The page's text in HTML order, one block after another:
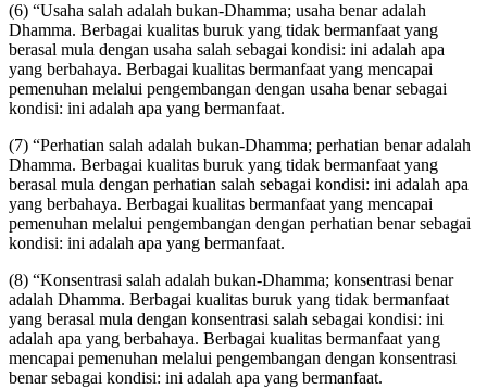
(6) “Usaha salah adalah bukan-Dhamma; usaha benar adalah
Dhamma. Berbagai kualitas buruk yang tidak bermanfaat yang
berasal mula dengan usaha salah sebagai kondisi: ini adalah apa
yang berbahaya. Berbagai kualitas bermanfaat yang mencapai
pemenuhan melalui pengembangan dengan usaha benar sebagai
kondisi: ini adalah apa yang bermanfaat.
(7) “Perhatian salah adalah bukan-Dhamma; perhatian benar adalah
Dhamma. Berbagai kualitas buruk yang tidak bermanfaat yang
berasal mula dengan perhatian salah sebagai kondisi: ini adalah apa
yang berbahaya. Berbagai kualitas bermanfaat yang mencapai
pemenuhan melalui pengembangan dengan perhatian benar sebagai
kondisi: ini adalah apa yang bermanfaat.
(8) “Konsentrasi salah adalah bukan-Dhamma; konsentrasi benar
adalah Dhamma. Berbagai kualitas buruk yang tidak bermanfaat
yang berasal mula dengan konsentrasi salah sebagai kondisi: ini
adalah apa yang berbahaya. Berbagai kualitas bermanfaat yang
mencapai pemenuhan melalui pengembangan dengan konsentrasi
benar sebagai kondisi: ini adalah apa yang bermanfaat.